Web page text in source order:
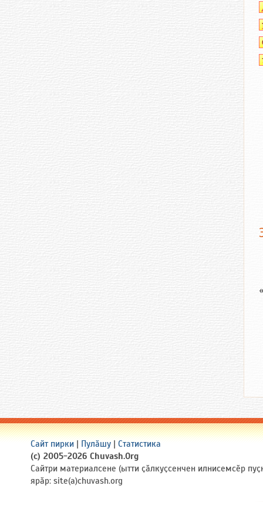
Сайт пирки | Пулӑшу | Статистика
(c) 2005-2026 Chuvash.Org
Сайтри материалсене (ытти ҫӑлкуҫсенчен илнисемсӗр
ярӑр: site(a)chuvash.org